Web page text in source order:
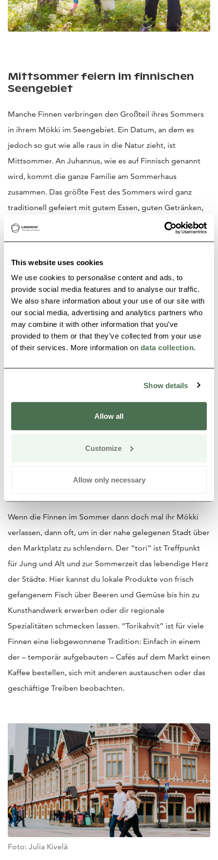
This website uses cookies
We use cookies to personalise content and ads, to
provide social media features and to analyse our traffic.
We also share information about your use of our site with
our social media, advertising and analytics partners who
may combine it with other information that you’ve
provided to them or that they’ve collected from your use
of their services. More information on data collection.
Show details
Allow all
Customize
Allow only necessary
Mittsommer feiern im finnischen
Seengebiet
Manche Finnen verbringen den Großteil ihres Sommers
in ihrem Mökki im Seengebiet. Ein Datum, an dem es
jedoch so gut wie alle raus in die Natur zieht, ist
Mittsommer. An Juhannus, wie es auf Finnisch genannt
wird, kommt die ganze Familie am Sommerhaus
zusammen. Das größte Fest des Sommers wird ganz
traditionell gefeiert mit gutem Essen, guten Getränken,
einer festlichen Juhannussauna und ganz viel
.
Buntes Markttreiben in den
Wenn die Finnen im Sommer dann doch mal ihr Mökki
verlassen, dann oft, um in der nahe gelegenen Stadt über
den Marktplatz zu schlendern. Der “tori” ist Treffpunkt
für Jung und Alt und zur Sommerzeit das lebendige Herz
der Städte. Hier kannst du lokale Produkte von frisch
gefangenem Fisch über Beeren und Gemüse bis hin zu
Kunsthandwerk erwerben oder dir regionale
Spezialitäten schmecken lassen. “Torikahvit” ist für viele
Finnen eine liebgewonnene Tradition: Einfach in einem
der – temporär aufgebauten – Cafés auf dem Markt einen
Kaffee bestellen, sich mit anderen austauschen oder das
geschäftige Treiben beobachten.
Foto: Julia Kivelä